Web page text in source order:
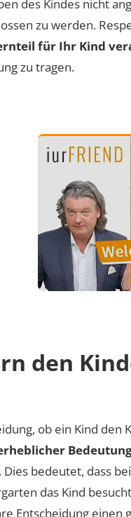
des Kindes nicht
zu werden.
für Ihr Kind
zu tragen.
to
den
ob ein Kind
Dies bedeutet, dass
das Kind
Entscheidung